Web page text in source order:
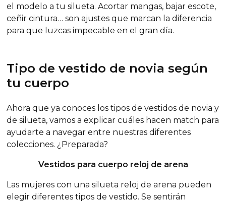
el modelo a tu silueta. Acortar mangas, bajar escote,
ceñir cintura… son ajustes que marcan la diferencia
para que luzcas impecable en el gran día.
Tipo de vestido de novia según
tu cuerpo
Ahora que ya conoces los tipos de vestidos de novia y
de silueta, vamos a explicar cuáles hacen match para
ayudarte a navegar entre nuestras diferentes
colecciones. ¿Preparada?
Vestidos para cuerpo reloj de arena
Las mujeres con una silueta reloj de arena pueden
elegir diferentes tipos de vestido. Se sentirán